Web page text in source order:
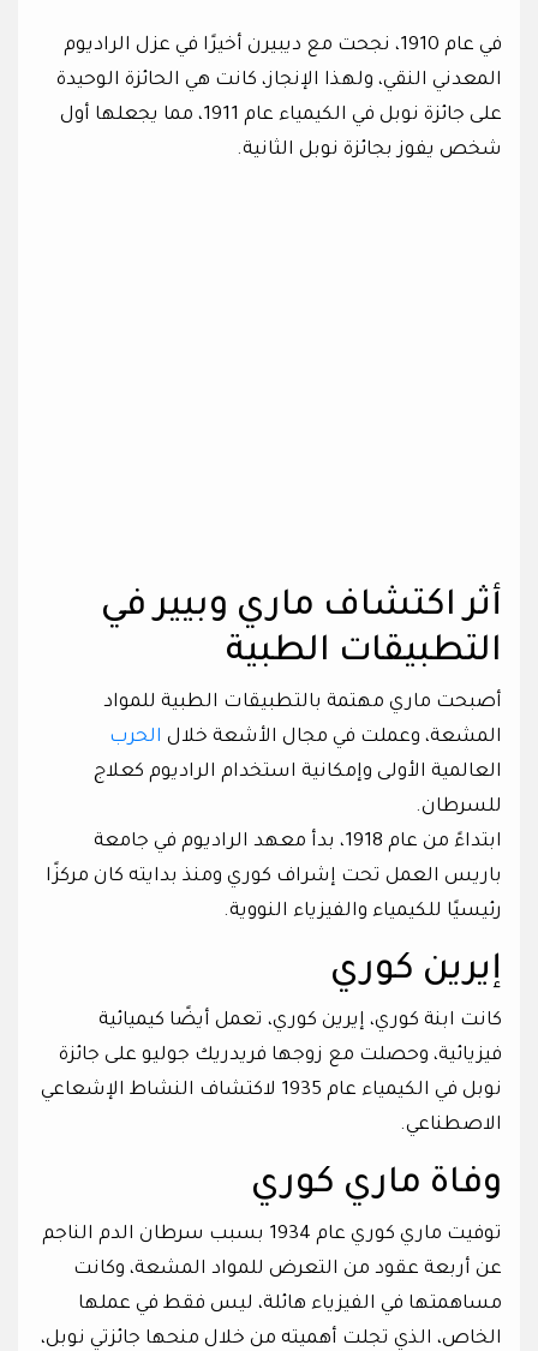
في عام 1910، نجحت مع ديبيرن أخيرًا في عزل الراديوم
المعدني النقي، ولهذا الإنجاز، كانت هي الحائزة الوحيدة
على جائزة نوبل في الكيمياء عام 1911، مما يجعلها أول
شخص يفوز بجائزة نوبل الثانية.
أثر اكتشاف ماري وبيير في
التطبيقات الطبية
أصبحت ماري مهتمة بالتطبيقات الطبية للمواد
المشعة، وعملت في مجال الأشعة خلال الحرب
العالمية الأولى وإمكانية استخدام الراديوم كعلاج
للسرطان.
ابتداءً من عام 1918، بدأ معهد الراديوم في جامعة
باريس العمل تحت إشراف كوري ومنذ بدايته كان مركزًا
رئيسيًا للكيمياء والفيزياء النووية.
إيرين كوري
كانت ابنة كوري، إيرين كوري، تعمل أيضًا كيميائية
فيزيائية، وحصلت مع زوجها فريدريك جوليو على جائزة
نوبل في الكيمياء عام 1935 لاكتشاف النشاط الإشعاعي
الاصطناعي.
وفاة ماري كوري
توفيت ماري كوري عام 1934 بسبب سرطان الدم الناجم
عن أربعة عقود من التعرض للمواد المشعة، وكانت
مساهمتها في الفيزياء هائلة، ليس فقط في عملها
الخاص، الذي تجلت أهميته من خلال منحها جائزتي نوبل،